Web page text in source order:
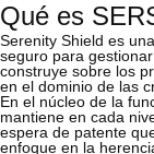
Qué es
Serenity Shield es
seguro para
construye sobre los
en el dominio de las
En el núcleo de la
mantiene en cada
espera de patente
enfoque en la